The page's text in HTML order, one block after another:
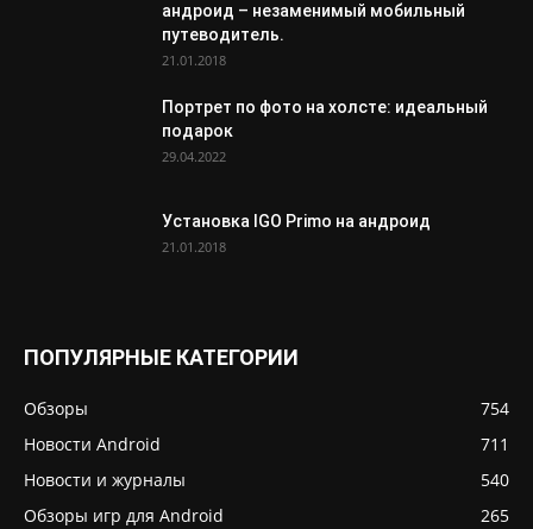
андроид – незаменимый мобильный
путеводитель.
21.01.2018
Портрет по фото на холсте: идеальный
подарок
29.04.2022
Установка IGO Primo на андроид
21.01.2018
ПОПУЛЯРНЫЕ КАТЕГОРИИ
Обзоры
754
Новости Android
711
Новости и журналы
540
Обзоры игр для Android
265